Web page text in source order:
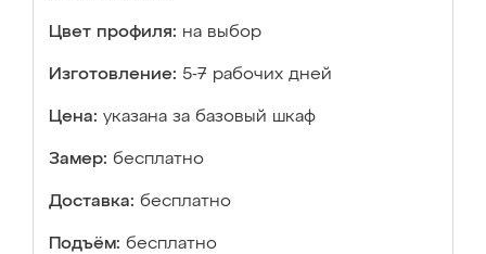
Цвет профиля: на выбор
Изготовление: 5-7 рабочих дней
Цена: указана за базовый шкаф
Замер: бесплатно
Доставка: бесплатно
Подъём: бесплатно